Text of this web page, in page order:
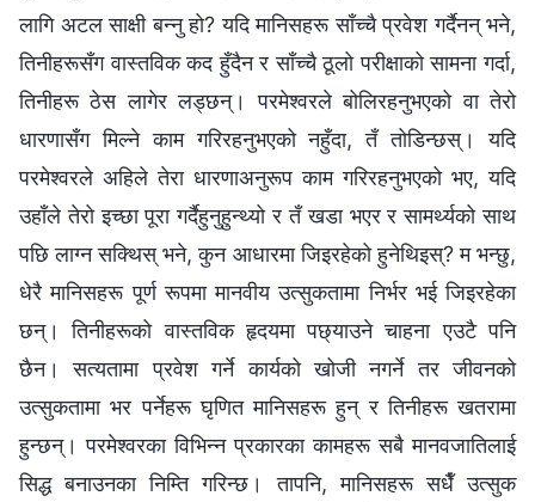
लागि अटल साक्षी बन्‍नु हो? यदि मानिसहरू साँच्चै प्रवेश गर्दैनन् भने,
तिनीहरूसँग वास्तविक कद हुँदैन र साँच्चै ठूलो परीक्षाको सामना गर्दा,
तिनीहरू ठेस लागेर लड्छन्। परमेश्‍वरले बोलिरहनुभएको वा तेरो
धारणासँग मिल्ने काम गरिरहनुभएको नहुँदा, तँ तोडिन्छस्। यदि
परमेश्‍वरले अहिले तेरा धारणाअनुरूप काम गरिरहनुभएको भए, यदि
उहाँले तेरो इच्छा पूरा गर्दैहुनुहुन्थ्यो र तँ खडा भएर र सामर्थ्यको साथ
पछि लाग्‍न सक्थिस् भने, कुन आधारमा जिइरहेको हुनेथिइस्? म भन्छु,
धेरै मानिसहरू पूर्ण रूपमा मानवीय उत्सुकतामा निर्भर भई जिइरहेका
छन्। तिनीहरूको वास्तविक हृदयमा पछ्याउने चाहना एउटै पनि
छैन। सत्यतामा प्रवेश गर्ने कार्यको खोजी नगर्ने तर जीवनको
उत्सुकतामा भर पर्नेहरू घृणित मानिसहरू हुन् र तिनीहरू खतरामा
हुन्छन्। परमेश्‍वरका विभिन्न प्रकारका कामहरू सबै मानवजातिलाई
सिद्ध बनाउनका निम्ति गरिन्छ। तापनि, मानिसहरू सधैँ उत्सुक